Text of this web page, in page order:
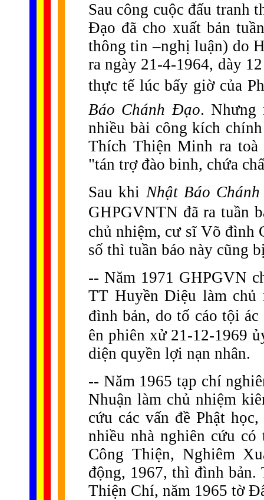
Sau công cuộc đấu tranh
Đạo đã cho xuất bản
thông tin –nghị luận) do
ra ngày 21-4-1964, dày
thực tế lúc bấy giờ của
Báo Chánh Đạo. Nhưng
nhiều bài công kích
Thích Thiện Minh ra
"tán trợ đào binh, chứa
Sau khi Nhật Báo
GHPGVNTN đã ra tuần
chủ nhiệm, cư sĩ Võ đình
số thì tuần báo này cũng
-- Năm 1971 GHPGVN
TT Huyền Diệu làm chủ
đình bản, do tố cáo tội
ên phiên xử 21-12-1969
diện quyền lợi nạn nhân.
-- Năm 1965 tạp chí
Nhuận làm chủ nhiệm
cứu các vấn đề Phật
nhiều nhà nghiên cứu
Công Thiện, Nghiêm
động, 1967, thì đình
Thiện Chí, năm 1965 tờ